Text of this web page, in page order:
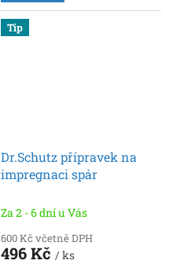
Tip
Dr.Schutz přípravek na
impregnaci spár
Za 2 - 6 dní u Vás
600 Kč včetně DPH
496 Kč / ks